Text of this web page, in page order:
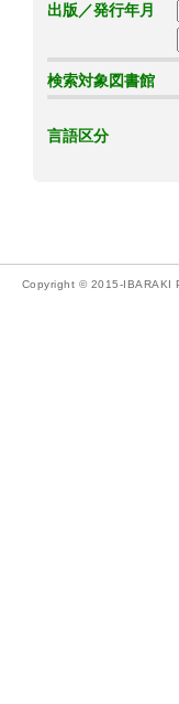
出版／発行年月
検索対象図書館
言語区分
Copyright © 2015-IBARAKI